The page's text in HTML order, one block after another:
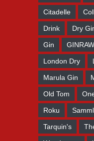
Citadelle
Drink Dry
Gin GINRAW
London Dry
Marula Gin
Old Tom
Roku
Tarquin's